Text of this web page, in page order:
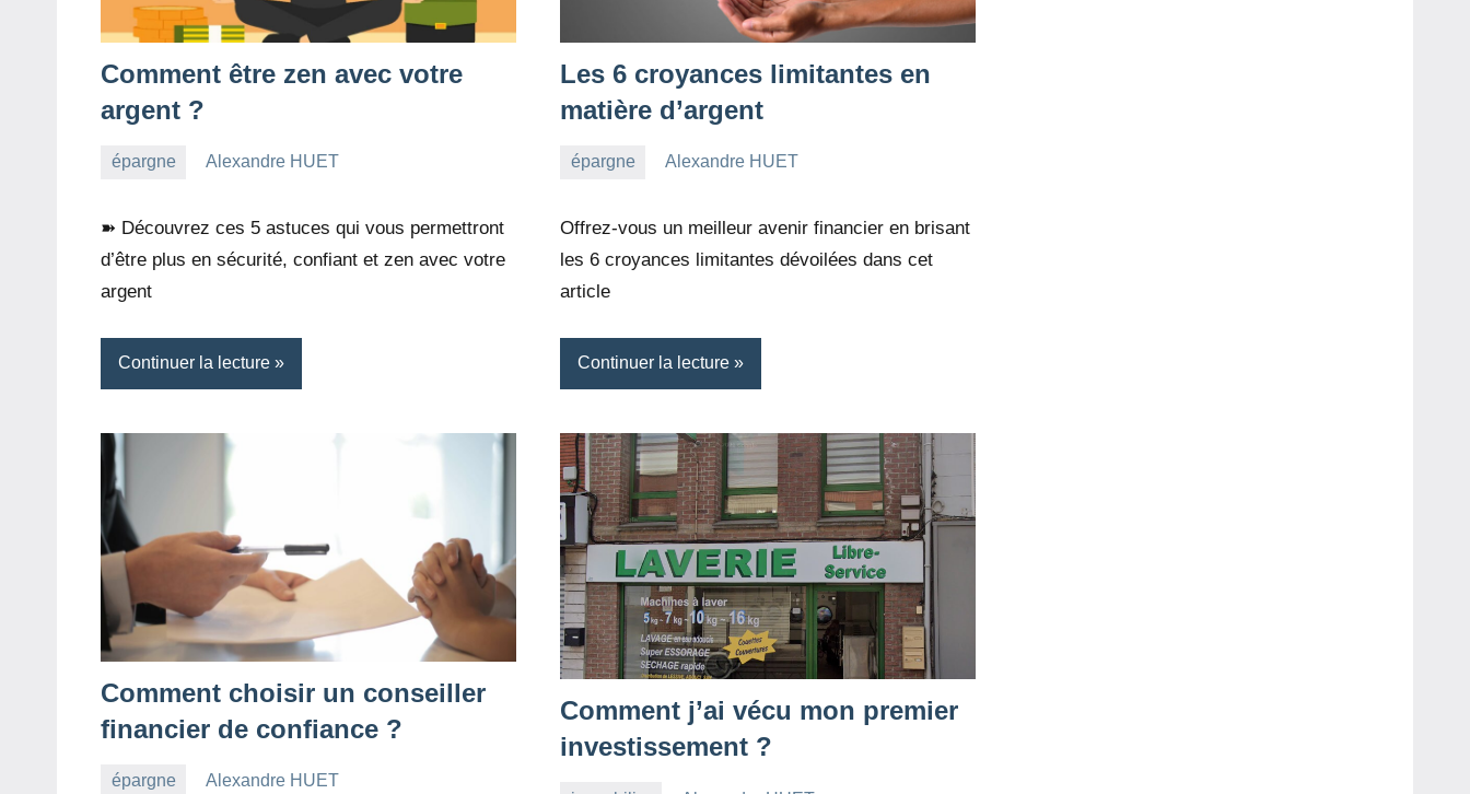
Comment être zen avec votre
argent ?
épargne
2022
Alexandre HUET
➽ Découvrez ces 5 astuces qui vous permettront
d’être plus en sécurité, confiant et zen avec votre
argent
Continuer la lecture
Les 6 croyances limitantes en
matière d’argent
épargne
2022
Alexandre HUET
Offrez-vous un meilleur avenir financier en brisant
les 6 croyances limitantes dévoilées dans cet
article
Continuer la lecture
Comment choisir un conseiller
financier de confiance ?
épargne
Alexandre HUET
Comment j’ai vécu mon premier
investissement ?